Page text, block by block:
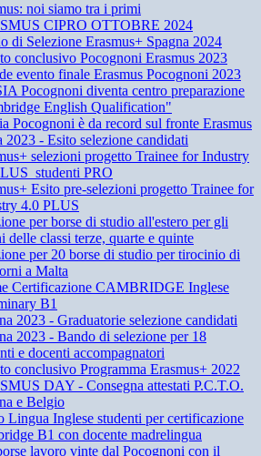
noi siamo tra i primi
CIPRO OTTOBRE 2024
di Selezione Erasmus+ Spagna 2024
conclusivo Pocognoni Erasmus 2023
evento finale Erasmus Pocognoni 2023
Pocognoni diventa centro preparazione
English Qualification"
Pocognoni è da record sul fronte Erasmus
2023 - Esito selezione candidati
selezioni progetto Trainee for Industry
PRO
Esito pre-selezioni progetto Trainee for
4.0 PLUS
per borse di studio all'estero per gli
delle classi terze, quarte e quinte
per 20 borse di studio per tirocinio di
a Malta
Certificazione CAMBRIDGE Inglese
B1
2023 - Graduatorie selezione candidati
2023 - Bando di selezione per 18
e docenti accompagnatori
conclusivo Programma Erasmus+ 2022
DAY - Consegna attestati P.C.T.O.
e Belgio
Lingua Inglese studenti per certificazione
B1 con docente madrelingua
lavoro vinte dal Pocognoni con il